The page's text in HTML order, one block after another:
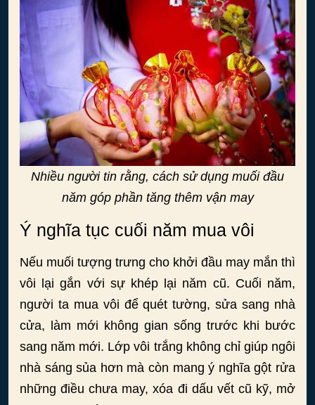
Nhiều người tin rằng, cách sử dụng muối đầu
năm góp phần tăng thêm vận may
Ý nghĩa tục cuối năm mua vôi
Nếu muối tượng trưng cho khởi đầu may mắn thì
vôi lại gắn với sự khép lại năm cũ. Cuối năm,
người ta mua vôi để quét tường, sửa sang nhà
cửa, làm mới không gian sống trước khi bước
sang năm mới. Lớp vôi trắng không chỉ giúp ngôi
nhà sáng sủa hơn mà còn mang ý nghĩa gột rửa
những điều chưa may, xóa đi dấu vết cũ kỹ, mở